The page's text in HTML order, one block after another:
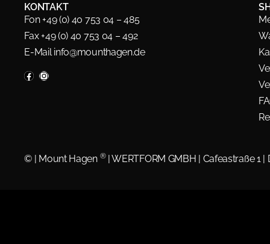
KONTAKT
Fon +49 (0) 40 753 04 – 485
Fax +49 (0) 40 753 04 – 492
E-Mailinfo@mounthagen.de
© | Mount Hagen ®| WERTFORM GMBH | Cafeastraße 1